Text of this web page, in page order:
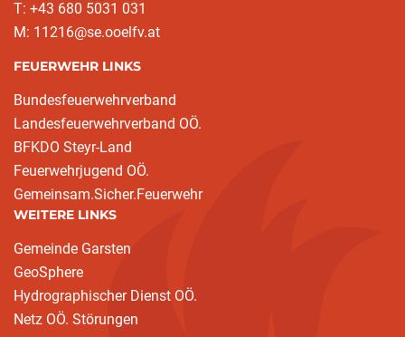
T: +43 680 5031 031
M: 11216@se.ooelfv.at
FEUERWEHR LINKS
Bundesfeuerwehrverband
Landesfeuerwehrverband OÖ.
BFKDO Steyr-Land
Feuerwehrjugend OÖ.
Gemeinsam.Sicher.Feuerwehr
WEITERE LINKS
Gemeinde Garsten
GeoSphere
Hydrographischer Dienst OÖ.
Netz OÖ. Störungen